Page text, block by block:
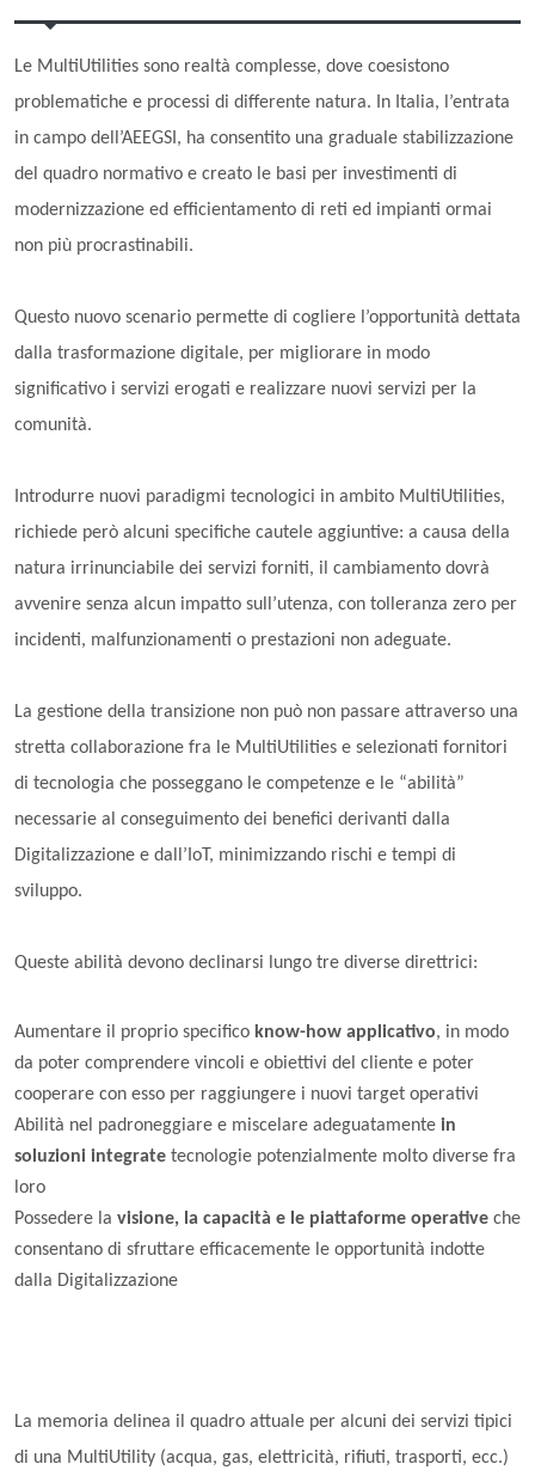
Le MultiUtilities sono realtà complesse, dove coesistono
problematiche e processi di differente natura. In Italia, l’entrata
in campo dell’AEEGSI, ha consentito una graduale stabilizzazione
del quadro normativo e creato le basi per investimenti di
modernizzazione ed efficientamento di reti ed impianti ormai
non più procrastinabili.
Questo nuovo scenario permette di cogliere l’opportunità dettata
dalla trasformazione digitale, per migliorare in modo
significativo i servizi erogati e realizzare nuovi servizi per la
comunità.
Introdurre nuovi paradigmi tecnologici in ambito MultiUtilities,
richiede però alcuni specifiche cautele aggiuntive: a causa della
natura irrinunciabile dei servizi forniti, il cambiamento dovrà
avvenire senza alcun impatto sull’utenza, con tolleranza zero per
incidenti, malfunzionamenti o prestazioni non adeguate.
La gestione della transizione non può non passare attraverso una
stretta collaborazione fra le MultiUtilities e selezionati fornitori
di tecnologia che posseggano le competenze e le “abilità”
necessarie al conseguimento dei benefici derivanti dalla
Digitalizzazione e dall’IoT, minimizzando rischi e tempi di
sviluppo.
Queste abilità devono declinarsi lungo tre diverse direttrici:
Aumentare il proprio specifico know-how applicativo, in modo
da poter comprendere vincoli e obiettivi del cliente e poter
cooperare con esso per raggiungere i nuovi target operativi
Abilità nel padroneggiare e miscelare adeguatamente in
soluzioni integrate tecnologie potenzialmente molto diverse fra
loro
Possedere la visione, la capacità e le piattaforme operative che
consentano di sfruttare efficacemente le opportunità indotte
dalla Digitalizzazione
La memoria delinea il quadro attuale per alcuni dei servizi tipici
di una MultiUtility (acqua, gas, elettricità, rifiuti, trasporti, ecc.)